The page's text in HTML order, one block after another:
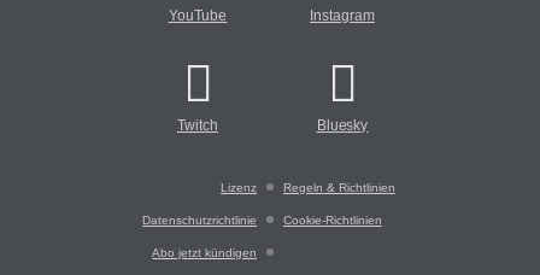
YouTube Instagram
Twitch Bluesky
Lizenz Regeln & Richtlinien
Datenschutzrichtlinie Cookie-Richtlinien
Abo jetzt kündigen